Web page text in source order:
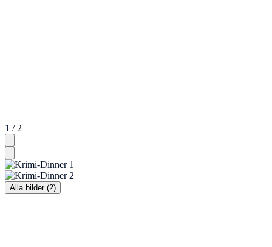
1 / 2
Alla bilder (2)